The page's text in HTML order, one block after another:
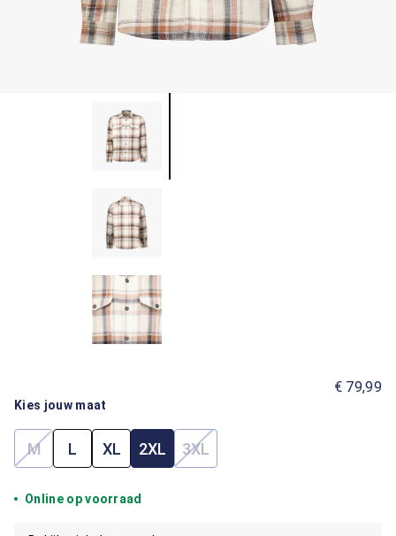
€ 79,99
Kies jouw maat
M(Deze optie is momenteel niet beschikbaar.)
L XL 2XL 3XL(Deze optie is momenteel niet
Online op voorraad